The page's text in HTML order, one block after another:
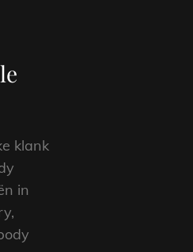
klank
in